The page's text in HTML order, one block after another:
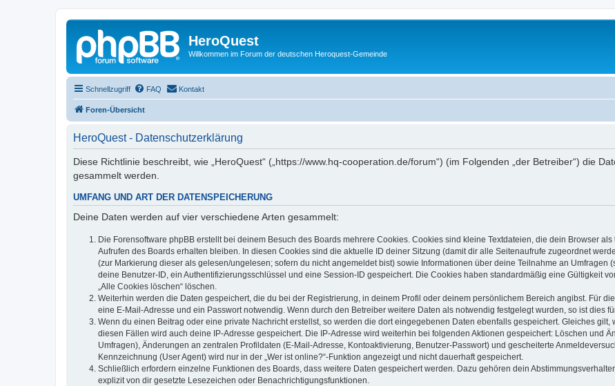
HeroQuest
Willkommen im Forum der deutschen Heroquest-Gemeinde
Schnellzugriff FAQ Kontakt
Foren-Übersicht
HeroQuest - Datenschutzerklärung
Diese Richtlinie beschreibt, wie „HeroQuest“ („https://www.hq-cooperation.de/forum“) (im Folgenden „der Betreiber“) die
gesammelt werden.
UMFANG UND ART DER DATENSPEICHERUNG
Deine Daten werden auf vier verschiedene Arten gesammelt:
Die Forensoftware phpBB erstellt bei deinem Besuch des Boards mehrere Cookies. Cookies sind kleine Textdateien, die dein Browser
Aufrufen des Boards erhalten bleiben. In diesen Cookies sind die aktuelle ID deiner Sitzung (damit dir alle Seitenaufrufe zugeordnet
(zur Markierung dieser als gelesen/ungelesen; sofern du nicht angemeldet bist) sowie Informationen über deine Teilnahme an Umfragen
deine Benutzer-ID, ein Authentifizierungsschlüssel und eine Session-ID gespeichert. Die Cookies haben standardmäßig eine Gültigkeit
„Alle Cookies löschen“ löschen.
Weiterhin werden die Daten gespeichert, die du bei der Registrierung, in deinem Profil oder deinem persönlichem Bereich angibst. Für
eine E-Mail-Adresse und ein Passwort notwendig. Wenn durch den Betreiber weitere Daten als notwendig festgelegt wurden, so ist dies
Wenn du einen Beitrag oder eine private Nachricht erstellst, so werden die dort eingegebenen Daten ebenfalls gespeichert. Gleiches
diesen Fällen wird auch deine IP-Adresse gespeichert. Die IP-Adresse wird weiterhin bei folgenden Aktionen gespeichert: Löschen und
Umfragen), Änderungen an zentralen Profildaten (E-Mail-Adresse, Kontoaktivierung, Benutzer-Passwort) und gescheiterte
Kennzeichnung (User Agent) wird nur in der „Wer ist online?“-Funktion angezeigt und nicht dauerhaft gespeichert.
Schließlich erfordern einzelne Funktionen des Boards, dass weitere Daten gespeichert werden. Dazu gehören dein
explizit von dir gesetzte Lesezeichen oder Benachrichtigungsfunktionen.